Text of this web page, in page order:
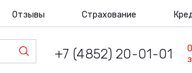
Отзывы Страхование
+7 (4852) 20-01-01